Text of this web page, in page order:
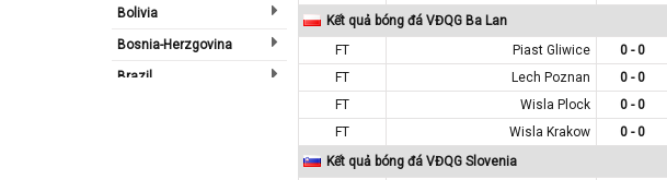
Bolivia
Bosnia-Herzgovina
Brazil
Kết quả bóng đá VĐQG Ba Lan
FT
Piast Gliwice 0 - 0
FT
Lech Poznan 0 - 0
FT
Wisla Plock 0 - 0
FT
Wisla Krakow 0 - 0
Kết quả bóng đá VĐQG Slovenia